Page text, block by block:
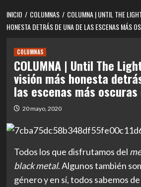
INICIO COLUMNAS
COLUMNA | UNTIL THE
HONESTA DETRÁS DE UNA DE LAS ESCENAS MÁS
COLUMNAS
COLUMNA | Until The
visión más honesta
las escenas más
20 mayo, 2020
Todos los que disfrutamos del
black metal. Algunos también
género y en sí, todos sabemos